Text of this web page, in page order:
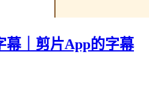
｜剪片App的字幕